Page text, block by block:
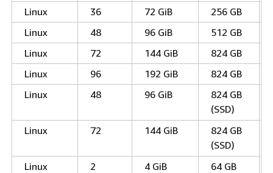
Linux 36 72 GiB 256 GB
Linux 48 96 GiB 512 GB
Linux 72 144 GiB 824 GB
Linux 96 192 GiB 824 GB
Linux 48 96 GiB
824 GB
(SSD)
Linux 72 144 GiB
824 GB
(SSD)
Linux
2 4 GiB 64 GB